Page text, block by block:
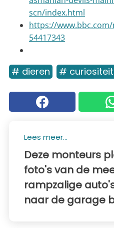
scn/index.html
https://
54417343
# dieren #
Lees meer...
Deze monteurs
foto's van de
rampzalige
naar de garage